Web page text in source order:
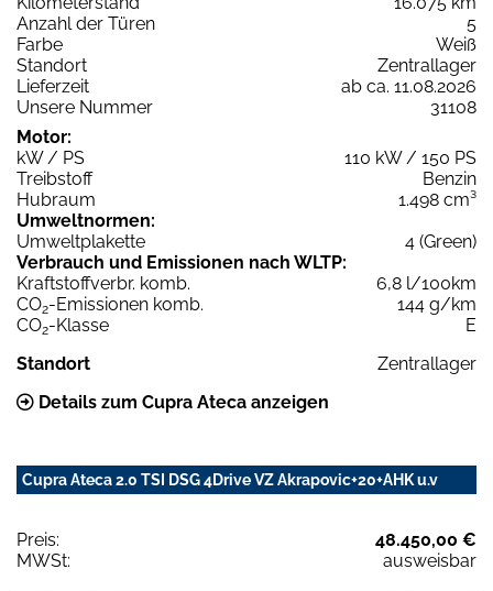
Anzahl der Türen
5
Farbe
Weiß
Standort
Zentrallager
Lieferzeit
ab ca. 11.08.2026
Unsere Nummer
31108
Motor:
kW / PS
110 kW / 150 PS
Treibstoff
Benzin
Hubraum
1.498 cm³
Umweltnormen:
Umweltplakette
4 (Green)
Verbrauch und Emissionen nach WLTP:
Kraftstoffverbr. komb.
6,8 l/100km
CO2-Emissionen komb.
144 g/km
CO2-Klasse
E
Standort
Zentrallager
Details zum Cupra Ateca anzeigen
Cupra Ateca 2.0 TSI DSG 4Drive VZ Akrapovic+20+AHK u.v
Preis:
48.450,00 €
MWSt:
ausweisbar